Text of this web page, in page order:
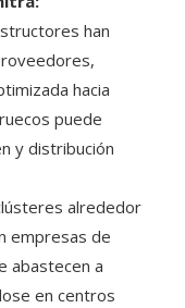
han
hacia
puede
y distribución
alrededor
empresas de
abastecen a
en centros